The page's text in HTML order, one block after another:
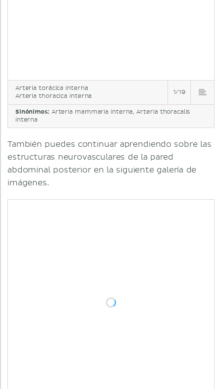
Arteria torácica interna
Arteria thoracica interna
1/19
Sinónimos: Arteria mammaria interna, Arteria thoracalis
interna
También puedes continuar aprendiendo sobre las
estructuras neurovasculares de la pared
abdominal posterior en la siguiente galería de
imágenes.